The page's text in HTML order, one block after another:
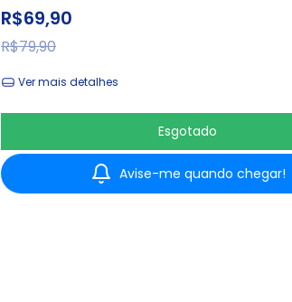
R$69,90
R$79,90
Ver mais detalhes
Avise-me quando chegar!